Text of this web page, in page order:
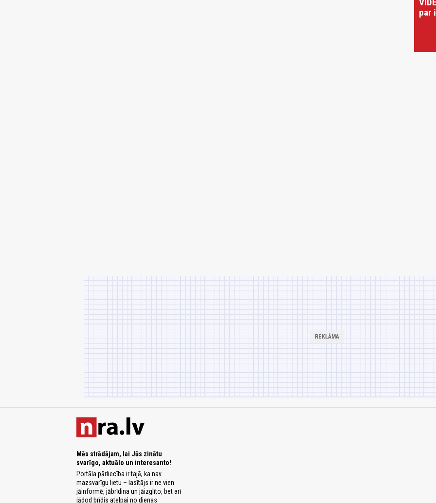
par
Mēs strādājam, lai Jūs zinātu
svarīgo, aktuālo un interesanto!
Portāla pārliecība ir tajā, ka nav
mazsvarīgu lietu – lasītājs ir ne vien
jāinformē, jābrīdina un jāizglīto, bet arī
jādod brīdis atelpai no dienas